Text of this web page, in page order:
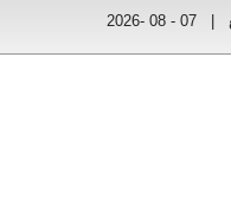
2026- 08 - 07